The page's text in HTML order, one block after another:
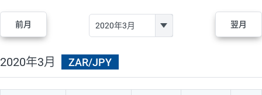
前月 翌月
2020年3月 ZAR/JPY